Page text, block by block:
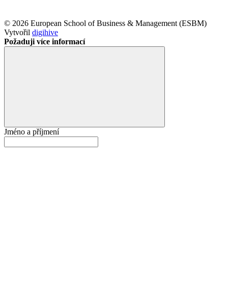
© 2026 European School of Business & Management (ESBM)
Vytvořil digihive
Požaduji více informací
Jméno a příjmení